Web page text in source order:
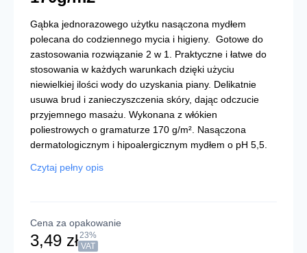
Gąbka jednorazowego użytku nasączona mydłem
polecana do codziennego mycia i higieny. Gotowe do
zastosowania rozwiązanie 2 w 1. Praktyczne i łatwe do
stosowania w każdych warunkach dzięki użyciu
niewielkiej ilości wody do uzyskania piany. Delikatnie
usuwa brud i zanieczyszczenia skóry, dając odczucie
przyjemnego masażu. Wykonana z włókien
poliestrowych o gramaturze 170 g/m². Nasączona
dermatologicznym i hipoalergicznym mydłem o pH 5,5.
Czytaj pełny opis
Cena za opakowanie
3,49 zł23%
VAT